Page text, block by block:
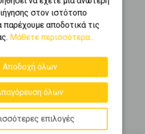
26
στον ιστότοπο
παρέχουμε αποδοτικά τις
Μάθετε περισσότερα...
Αποδοχή όλων
όλων
επιλογές